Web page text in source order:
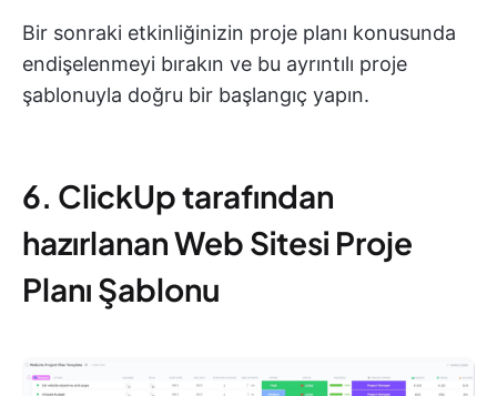
Bir sonraki etkinliğinizin proje planı konusunda
endişelenmeyi bırakın ve bu ayrıntılı proje
şablonuyla doğru bir başlangıç yapın.
6. ClickUp tarafından
hazırlanan Web Sitesi Proje
Planı Şablonu